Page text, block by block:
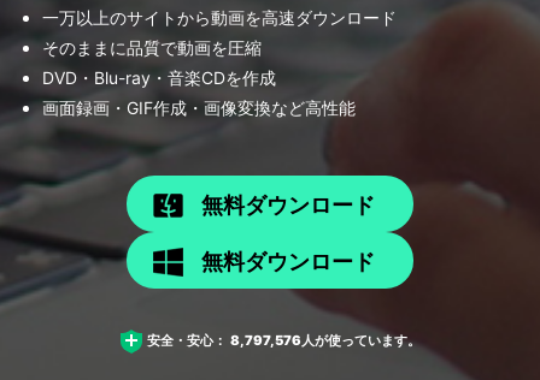
一万以上のサイトから動画を高速ダウンロード
そのままに品質で動画を圧縮
DVD・Blu-ray・音楽CDを作成
画面録画・GIF作成・画像変換など高性能
無料ダウンロード
無料ダウンロード
安全・安心： 8,797,576人が使っています。